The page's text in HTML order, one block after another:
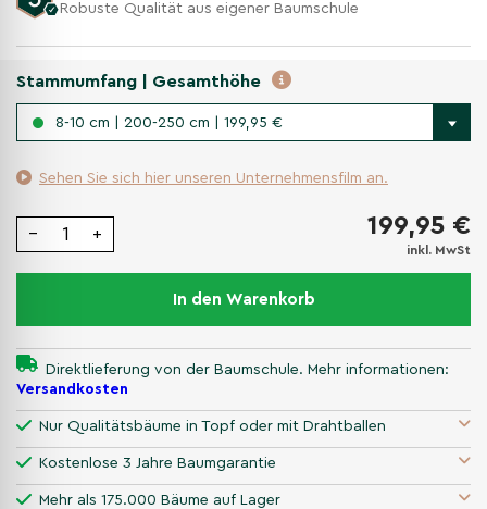
Robuste Qualität aus eigener Baumschule
Stammumfang | Gesamthöhe
8-10 cm | 200-250 cm | 199,95 €
Sehen Sie sich hier unseren Unternehmensfilm an.
− + 199,95 €
inkl. MwSt
In den Warenkorb
Direktlieferung von der Baumschule. Mehr informationen:
Versandkosten
Nur Qualitätsbäume in Topf oder mit Drahtballen
Kostenlose 3 Jahre Baumgarantie
Mehr als 175.000 Bäume auf Lager